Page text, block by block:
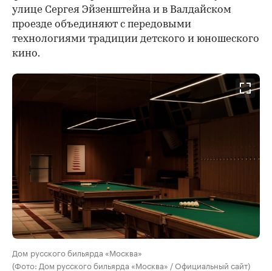
улице Сергея Эйзенштейна и в Валдайском
проезде объединяют с передовыми
технологиями традиции детского и юношеского
кино.
Дом русского бильярда «Москва»
(Фото: Дом русского бильярда «Москва» / Официальный сайт)